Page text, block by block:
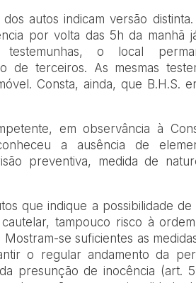
autos indicam versão
por volta das 5h da manhã
o local
de terceiros. As mesmas
Consta, ainda, que B.H.S.
em observância à
a ausência de
preventiva, medida de
que indique a possibilidade
tampouco risco à
se suficientes as
o regular andamento da
presunção de inocência (art.